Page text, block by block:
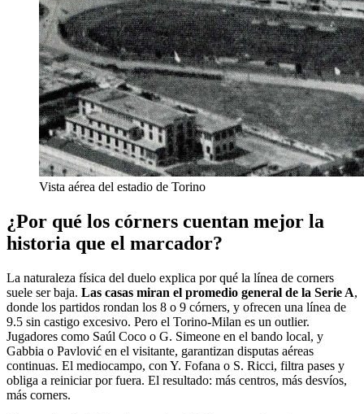
Vista aérea del estadio de Torino
¿Por qué los córners cuentan mejor la
historia que el marcador?
La naturaleza física del duelo explica por qué la línea de corners
suele ser baja. Las casas miran el promedio general de la Serie A,
donde los partidos rondan los 8 o 9 córners, y ofrecen una línea de
9.5 sin castigo excesivo. Pero el Torino-Milan es un outlier.
Jugadores como Saúl Coco o G. Simeone en el bando local, y
Gabbia o Pavlović en el visitante, garantizan disputas aéreas
continuas. El mediocampo, con Y. Fofana o S. Ricci, filtra pases y
obliga a reiniciar por fuera. El resultado: más centros, más desvíos,
más corners.